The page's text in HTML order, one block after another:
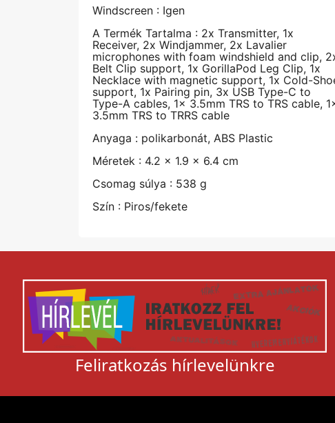
Windscreen : Igen
A Termék Tartalma : 2x Transmitter, 1x
Receiver, 2x Windjammer, 2x Lavalier
microphones with foam windshield and clip,
Belt Clip support, 1x GorillaPod Leg Clip, 1x
Necklace with magnetic support, 1x Cold-
support, 1x Pairing pin, 3x USB Type-C to
Type-A cables, 1x 3.5mm TRS to TRS cable,
3.5mm TRS to TRRS cable
Anyaga : polikarbonát, ABS Plastic
Méretek : 4.2 x 1.9 x 6.4 cm
Csomag súlya : 538 g
Szín : Piros/fekete
Feliratkozás hírlevelünkre